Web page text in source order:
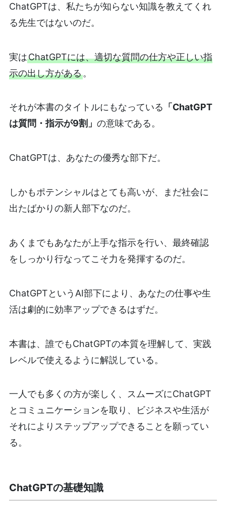
ChatGPTは、私たちが知らない知識を教えてくれ
る先生ではないのだ。
実はChatGPTには、適切な質問の仕方や正しい指
示の出し方がある。
それが本書のタイトルにもなっている 「ChatGPT
は質問・指示が9割」 の意味である。
ChatGPTは、あなたの優秀な部下だ。
しかもポテンシャルはとても高いが、まだ社会に
出たばかりの新人部下なのだ。
あくまでもあなたが上手な指示を行い、最終確認
をしっかり行なってこそ力を発揮するのだ。
ChatGPTというAI部下により、あなたの仕事や生
活は劇的に効率アップできるはずだ。
本書は、誰でもChatGPTの本質を理解して、実践
レベルで使えるように解説している。
一人でも多くの方が楽しく、スムーズにChatGPT
とコミュニケーションを取り、ビジネスや生活が
それによりステップアップできることを願ってい
る。
ChatGPTの基礎知識